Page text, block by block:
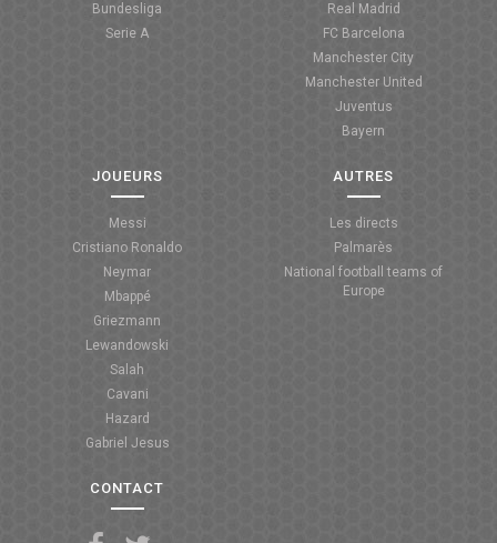
COUPE DE LA LIGUE
Bundesliga
Serie A
Real Madrid
FC Barcelona
Manchester City
Manchester United
Juventus
Bayern
JOUEURS
Messi
Cristiano Ronaldo
Neymar
Mbappé
Griezmann
Lewandowski
Salah
Cavani
Hazard
Gabriel Jesus
AUTRES
Les directs
Palmarès
National football teams of
Europe
CONTACT